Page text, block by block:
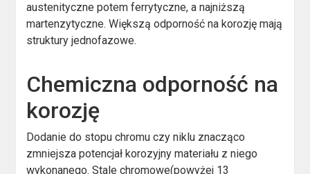
austenityczne potem ferrytyczne, a najniższą
martenzytyczne. Większą odporność na korozję mają
struktury jednofazowe.
Chemiczna odporność na
korozję
Dodanie do stopu chromu czy niklu znacząco
zmniejsza potencjał korozyjny materiału z niego
wykonanego. Stale chromowe(powyżej 13